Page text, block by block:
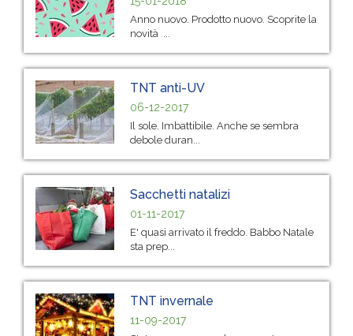
Anno nuovo. Prodotto nuovo. Scoprite la
novità ...
TNT anti-UV
06-12-2017
Il sole. Imbattibile. Anche se sembra
debole duran...
Sacchetti natalizi
01-11-2017
E' quasi arrivato il freddo. Babbo Natale
sta prep...
TNT invernale
11-09-2017